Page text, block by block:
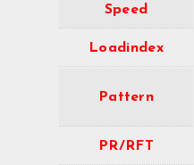
Speed
Loadindex
Pattern
PR/RFT